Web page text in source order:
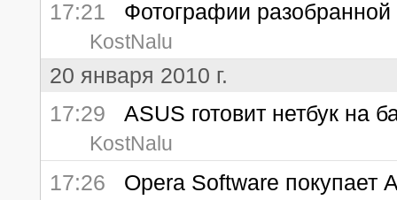
17:21 Фотографии
KostNalu
20 января 2010 г.
17:29 ASUS готовит нетбук на
KostNalu
17:26 Opera Software покупает